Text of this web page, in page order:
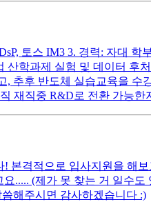
토스 IM3 3. 경력: 자대
학과제 실험 및 데이터 후
추후 반도체 실습교육을
재직중 R&D로 전환 가능한
격적으로 입사지원을 해
..... (제가 못 찾는 거 일수
해주시면 감사하겠습니다 :)